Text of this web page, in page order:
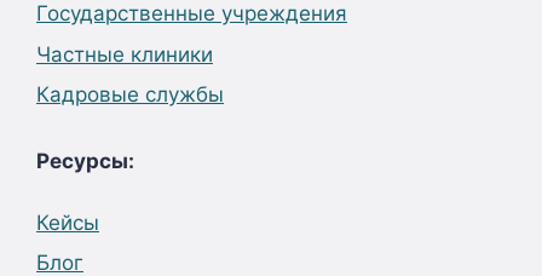
Государственные учреждения
Частные клиники
Кадровые службы
Ресурсы:
Кейсы
Блог